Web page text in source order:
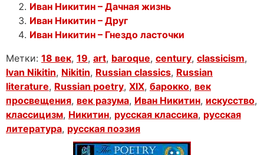
Иван Никитин – Дачная жизнь
Иван Никитин – Друг
Иван Никитин – Гнездо ласточки
Метки: 18 век, 19, art, baroque, century, classicism,
Ivan Nikitin, Nikitin, Russian classics, Russian
literature, Russian poetry, XIX, барокко, век
просвещения, век разума, Иван Никитин, искусство,
классицизм, Никитин, русская классика, русская
литература, русская поэзия